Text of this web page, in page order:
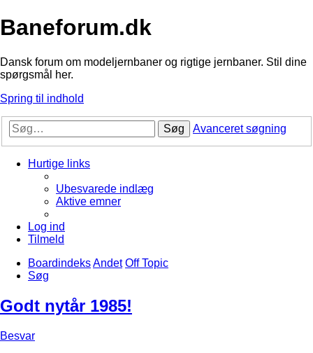
Baneforum.dk
Dansk forum om modeljernbaner og rigtige jernbaner. Stil dine
spørgsmål her.
Spring til indhold
Søg Avanceret søgning
Hurtige links
Ubesvarede indlæg
Aktive emner
Log ind
Tilmeld
BoardindeksAndet Off Topic
Søg
Godt nytår 1985!
Besvar